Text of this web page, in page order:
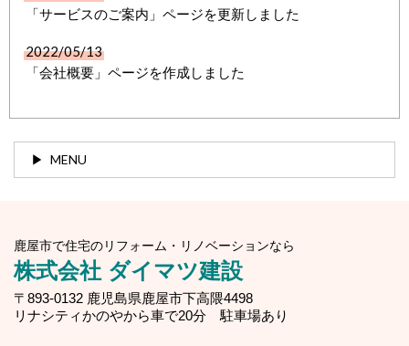
「サービスのご案内」ページを更新しました
2022/05/13
「会社概要」ページを作成しました
MENU
鹿屋市で住宅のリフォーム・リノベーションなら
株式会社 ダイマツ建設
〒893-0132 鹿児島県鹿屋市下高隈4498
リナシティかのやから車で20分 駐車場あり